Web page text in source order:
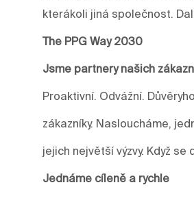
kterákoli jiná společnost.
The PPG Way 2030
Jsme partnery našich
Proaktivní. Odvážní.
zákazníky. Nasloucháme,
jejich největší výzvy. Když se
Jednáme cíleně a rychle